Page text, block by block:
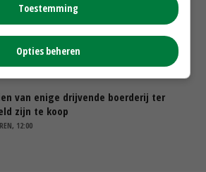
10:00
veroorzaakt steeds meer problemen:
afgelopen week al leeg’
14:06
van enige drijvende boerderij ter
zijn te koop
12:00
Toestemming
Opties beheren